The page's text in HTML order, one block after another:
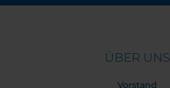
ÜBER UNS
Vorstand